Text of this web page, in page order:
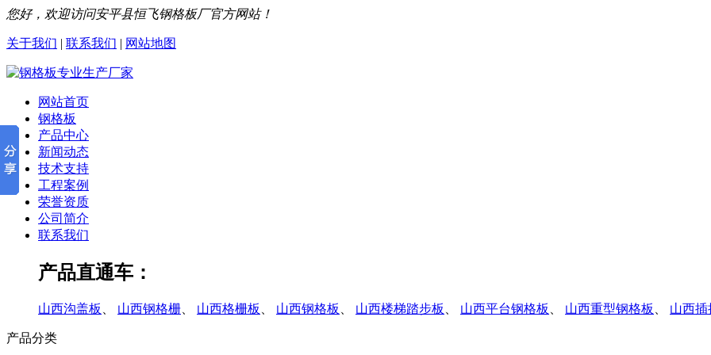
您好，欢迎访问安平县恒飞钢格板厂官方网站！
关于我们 | 联系我们 | 网站地图
网站首页
钢格板
产品中心
新闻动态
技术支持
工程案例
荣誉资质
公司简介
联系我们
产品直通车：
山西沟盖板 山西钢格栅 山西格栅板 山西钢格板 山西楼梯踏步板 山西平台钢格板 山西重型钢格板 山西插
产品分类